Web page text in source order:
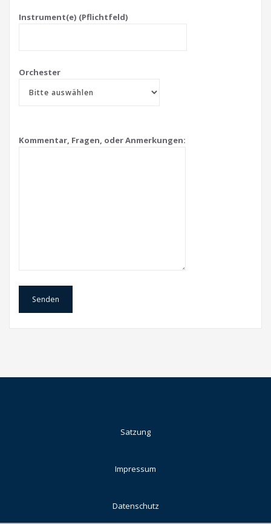
Instrument(e) (Pflichtfeld)
Orchester
Kommentar, Fragen, oder Anmerkungen:
Satzung
Impressum
Datenschutz